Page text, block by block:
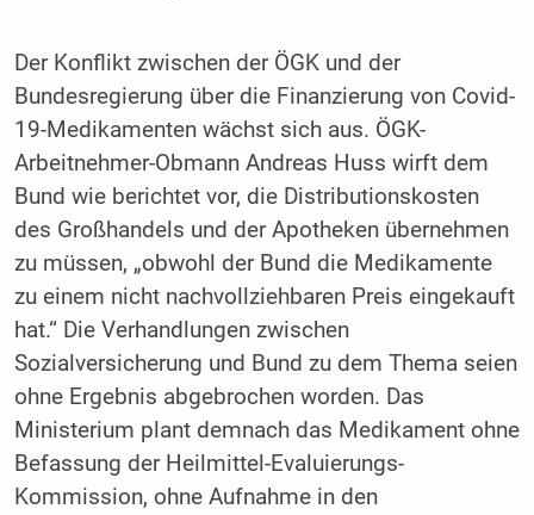
Der Konflikt zwischen der ÖGK und der
Bundesregierung über die Finanzierung von Covid-
19-Medikamenten wächst sich aus. ÖGK-
Arbeitnehmer-Obmann Andreas Huss wirft dem
Bund wie berichtet vor, die Distributionskosten
des Großhandels und der Apotheken übernehmen
zu müssen, „obwohl der Bund die Medikamente
zu einem nicht nachvollziehbaren Preis eingekauft
hat.“ Die Verhandlungen zwischen
Sozialversicherung und Bund zu dem Thema seien
ohne Ergebnis abgebrochen worden. Das
Ministerium plant demnach das Medikament ohne
Befassung der Heilmittel-Evaluierungs-
Kommission, ohne Aufnahme in den